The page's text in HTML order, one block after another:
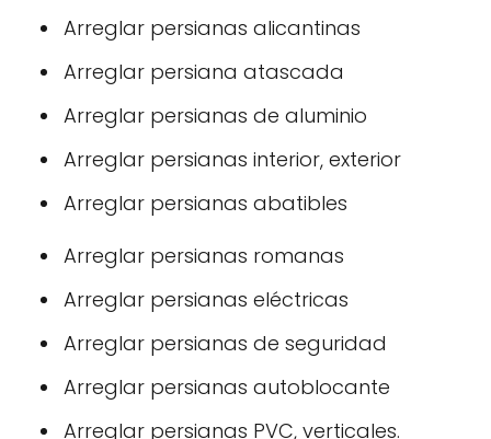
Arreglar persianas alicantinas
Arreglar persiana atascada
Arreglar persianas de aluminio
Arreglar persianas interior, exterior
Arreglar persianas abatibles
Arreglar persianas romanas
Arreglar persianas eléctricas
Arreglar persianas de seguridad
Arreglar persianas autoblocante
Arreglar persianas PVC, verticales.